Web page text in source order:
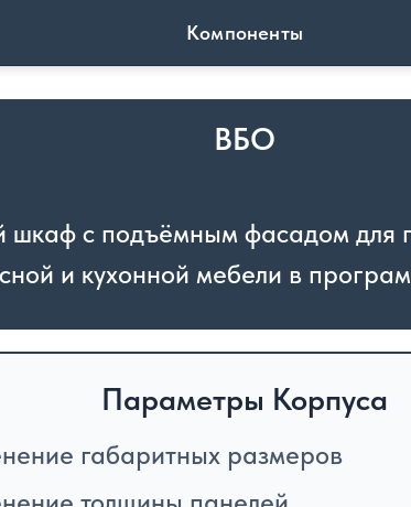
Компоненты
ВБО
шкаф с подъёмным фасадом для
и кухонной мебели в
Параметры Корпуса
габаритных размеров